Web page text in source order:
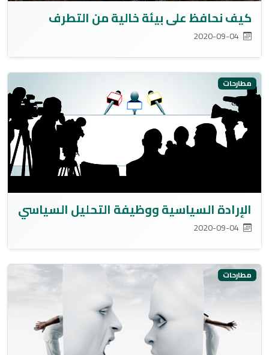
كيف نحافظ على بيئة خالية من التطرف
مطارحات
الإرادة السياسية ووظيفة التحليل السياسي
مطارحات